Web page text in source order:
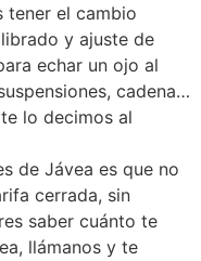
tener el cambio
y ajuste de
echar un ojo al
cadena…
lo decimos al
de Jávea es que no
cerrada, sin
saber cuánto te
llámanos y te